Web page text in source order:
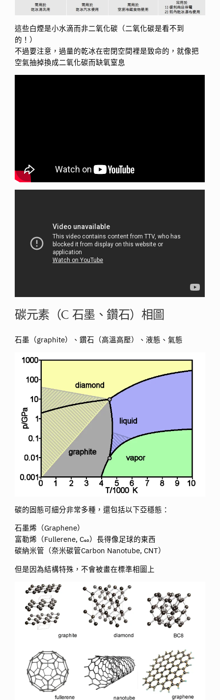
這些白煙是小水滴而非二氧化碳（二氧化碳是看不到
的！）
不過要注意，過量的乾冰在密閉空間裡是致命的，就像把
空氣抽掉換成二氧化碳而缺氧窒息
碳元素（C 石墨、鑽石）相圖
石墨（graphite）、鑽石（高溫高壓）、液態、氣態
碳的固態可細分非常多種，還包括以下亞穩態：
石墨烯（Graphene）
富勒烯（Fullerene, C₆₀）長得像足球的東西
碳納米管（奈米碳管Carbon Nanotube, CNT）
但是因為結構特殊，不會被畫在標準相圖上